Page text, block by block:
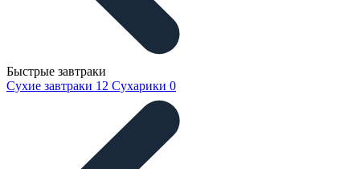
Быстрые завтраки
Сухие завтраки 12 Сухарики 0